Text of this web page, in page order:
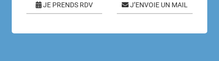
JE PRENDS RDV J’ENVOIE UN MAIL